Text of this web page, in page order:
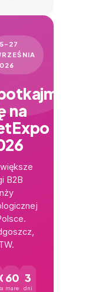
na
B2B
600+
marek
3
dni